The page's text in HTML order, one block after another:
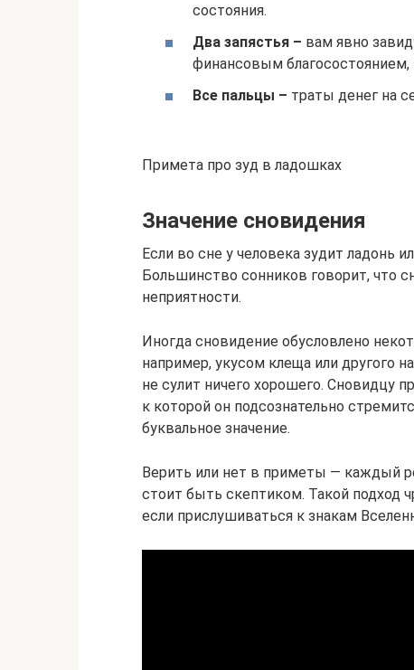
состояния.
Два запястья – вам явно
финансовым благосостоянием,
Все пальцы – траты денег на
Примета про зуд в ладошках
Значение сновидения
Если во сне у человека зудит ладонь
Большинство сонников говорит, что
неприятности.
Иногда сновидение обусловлено
например, укусом клеща или другого
не сулит ничего хорошего. Сновидцу
к которой он подсознательно
буквальное значение.
Верить или нет в приметы — каждый
стоит быть скептиком. Такой подход
если прислушиваться к знакам